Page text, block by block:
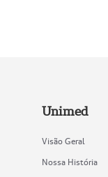
Unimed
Visão Geral
Nossa História